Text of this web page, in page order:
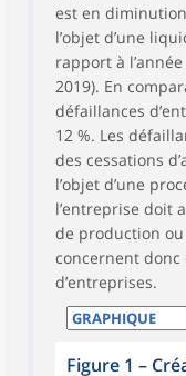
est en
l’objet d’une
rapport à
2019). En
défaillances
12 %. Les
des cessations
l’objet d’une
l’entreprise doit
de production
concernent donc
d’entreprises.
Figure 1 –